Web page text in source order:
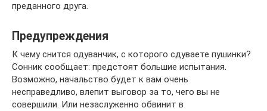
преданного друга.
Предупреждения
К чему снится одуванчик, с которого сдуваете пушинки?
Сонник сообщает: предстоят большие испытания.
Возможно, начальство будет к вам очень
несправедливо, влепит выговор за то, чего вы не
совершили. Или незаслуженно обвинит в